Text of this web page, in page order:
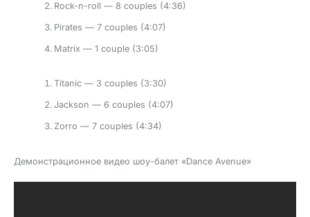
Rock-n-roll — 8 couples (4:36)
Pirates — 7 couples (4:07)
Matrix — 1 couple (3:05)
Titanic — 3 couples (3:30)
Jackson — 6 couples (4:07)
Zorro — 7 couples (4:34)
Демонстрационное видео шоу-балет «Dance Avenue»